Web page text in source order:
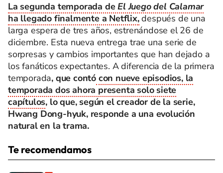
La segunda temporada deEl Juego del Calamar
ha llegado finalmente a Netflix,después de una
larga espera de tres años, estrenándose el 26 de
diciembre. Esta nueva entrega trae una serie de
sorpresas y cambios importantes que han dejado a
los fanáticos expectantes. A diferencia de la primera
temporada, que contó con nueve episodios, la
temporada dos ahora presenta solo siete
capítulos, lo que, según el creador de la serie,
Hwang Dong-hyuk, responde a una evolución
natural en la trama.
Te recomendamos